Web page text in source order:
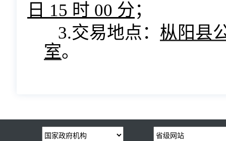
日 15 时 00 分；
3.交易地点： 枞阳县
室。